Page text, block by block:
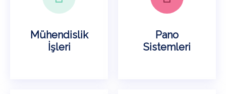
Mühendislik
İşleri
Pano
Sistemleri